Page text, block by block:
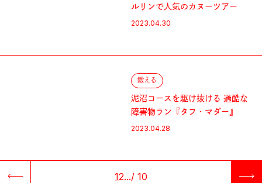
ルリンで人気のカヌーツアー
2023.04.30
鍛える
泥沼コースを駆け抜ける 過酷な
障害物ラン『タフ・マダー』
2023.04.28
12.../ 10